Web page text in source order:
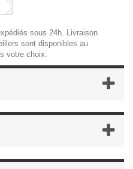
sous 24h. Livraison
sont disponibles au
votre choix.